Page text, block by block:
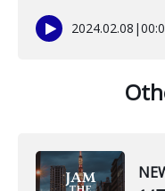
2024.02.08 |